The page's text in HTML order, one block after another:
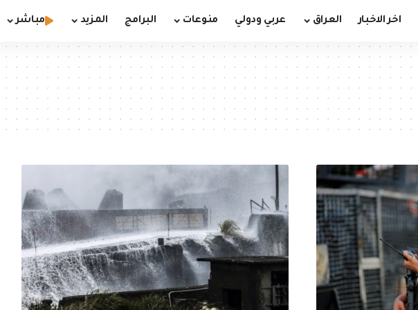
اخر الاخبار العراق عربي ودولي منوعات البرامج المزيد مباشر